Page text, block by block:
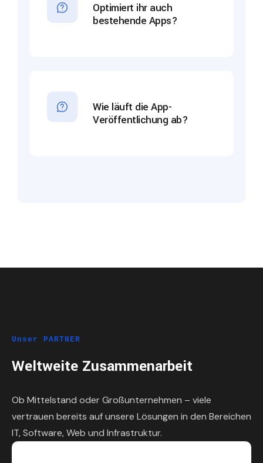
Optimiert ihr auch
bestehende Apps?
Wie läuft die App-
Veröffentlichung ab?
Unser PARTNER
Weltweite Zusammenarbeit
Ob Mittelstand oder Großunternehmen – viele
vertrauen bereits auf unsere Lösungen in den Bereichen
IT, Software, Web und Infrastruktur.